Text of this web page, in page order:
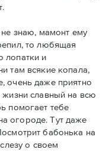
не знаю, мамонт ему
то любящая
лопатки и
там всякие копала,
очень даже приятно
жизни славный на всю
помогает тебе
огороде. Тут даже
бабонька на
о своем